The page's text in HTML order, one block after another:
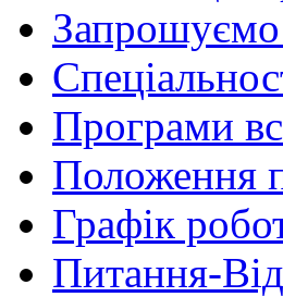
Програми
Положення
Графік
Питання-